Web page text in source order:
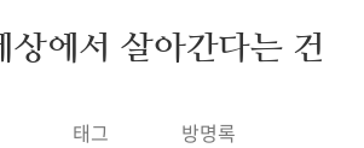
상에서 살아간다는 건
태그 방명록